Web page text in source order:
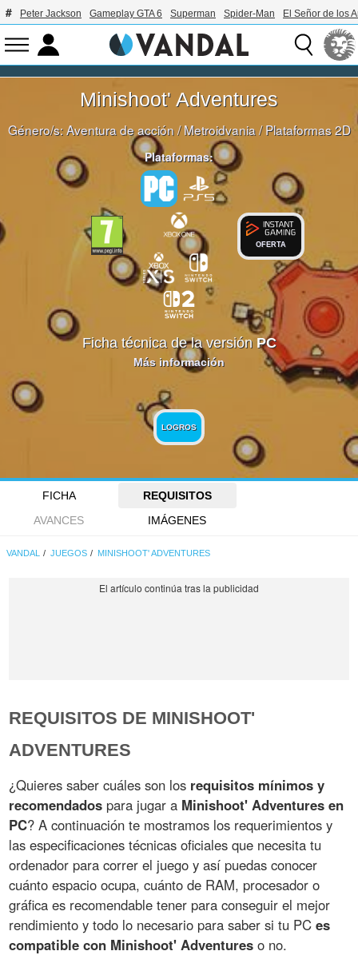
Peter Jackson Gameplay GTA 6 Superman Spider-Man El Señor de los
Minishoot' Adventures
Género/s:Aventura de acción/Metroidvania/Plataformas 2D
Plataformas:
OFERTA
Ficha técnica de la versión PC
Más información
LOGROS
FICHA
REQUISITOS
AVANCES
IMÁGENES
VANDAL JUEGOS MINISHOOT' ADVENTURES
REQUISITOS DE MINISHOOT'
ADVENTURES
¿Quieres saber cuáles son los requisitos mínimos y
recomendados para jugar a Minishoot' Adventures en
PC? A continuación te mostramos los requerimientos y
las especificaciones técnicas oficiales que necesita tu
ordenador para correr el juego y así puedas conocer
cuánto espacio ocupa, cuánto de RAM, procesador o
gráfica es recomendable tener para conseguir el mejor
rendimiento y todo lo necesario para saber si tu PCes
compatible con Minishoot' Adventures o no.